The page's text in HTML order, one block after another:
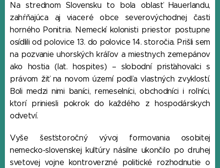
Na strednom Slovensku to bola oblasť Hauerlandu,
zahŕňajúca aj viaceré obce severovýchodnej časti
horného Ponitria. Nemeckí kolonisti priestor postupne
osídlili od polovice 13. do polovice 14. storočia. Prišli sem
na pozvanie uhorských kráľov a miestnych zemepánov
ako hostia (lat. hospites) – slobodní prisťahovalci s
právom žiť na novom území podľa vlastných zvyklostí.
Boli medzi nimi baníci, remeselníci, obchodníci i roľníci,
ktorí priniesli pokrok do každého z hospodárskych
odvetví.
Vyše šesťstoročný vývoj formovania osobitej
nemecko-slovenskej kultúry násilne ukončilo po druhej
svetovej vojne kontroverzné politické rozhodnutie o